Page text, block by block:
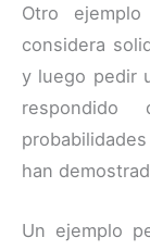
Otro
considera
y luego pedir
han
Un ejemplo